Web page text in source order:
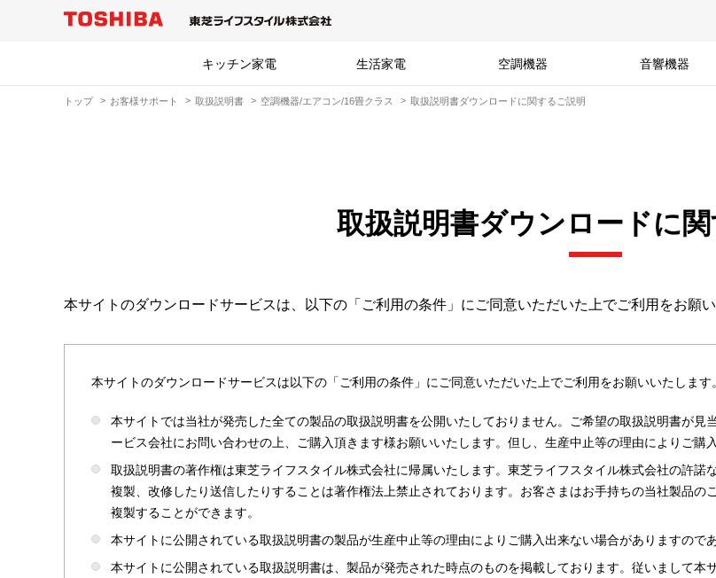
キッチン家電 生活家電 空調機器 音響機器
トップ お客様サポート 取扱説明書 空調機器/エアコン/16畳クラス 取扱説明書ダウンロードに関するご説明
取扱説明書ダウンロードに
本サイトのダウンロードサービスは、以下の「ご利用の条件」にご同意いただいた上でご利用をお願い
本サイトのダウンロードサービスは以下の「ご利用の条件」にご同意いただいた上でご利用をお願いいたします。
本サイトでは当社が発売した全ての製品の取扱説明書を公開いたしておりません。ご希望の取扱説明書が
ービス会社にお問い合わせの上、ご購入頂きます様お願いいたします。但し、生産中止等の理由によりご購
取扱説明書の著作権は東芝ライフスタイル株式会社に帰属いたします。東芝ライフスタイル株式会社の許
複製、改修したり送信したりすることは著作権法上禁止されております。お客さまはお手持ちの当社製品
複製することができます。
本サイトに公開されている取扱説明書の製品が生産中止等の理由によりご購入出来ない場合がありますので
本サイトに公開されている取扱説明書は、製品が発売された時点のものを掲載しております。従いまして